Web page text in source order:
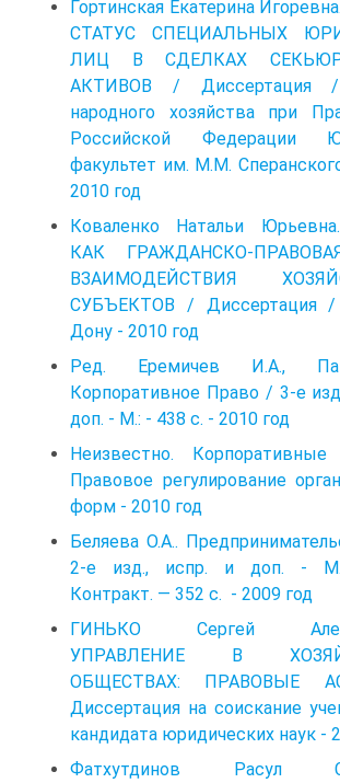
Гортинская Екатерина
СТАТУС СПЕЦИАЛЬНЫХ
ЛИЦ В СДЕЛКАХ
АКТИВОВ / Диссертация /
народного хозяйства при
Российской Федерации
факультет им. М.М.
2010 год
Коваленко Натальи
КАК ГРАЖДАНСКО-
ВЗАИМОДЕЙСТВИЯ
СУБЪЕКТОВ / Диссертация /
Дону - 2010 год
Ред. Еремичев И.А.,
Корпоративное Право / 3-е
доп. - М.: - 438 с. - 2010 год
Неизвестно. Корпоративные
Правовое регулирование
форм - 2010 год
Беляева О.А..
2-е изд., испр. и доп. -
Контракт. — 352 с. - 2009 год
ГИНЬКО Сергей
УПРАВЛЕНИЕ В
ОБЩЕСТВАХ: ПРАВОВЫЕ
Диссертация на соискание
кандидата юридических наук -
Фатхутдинов Расул